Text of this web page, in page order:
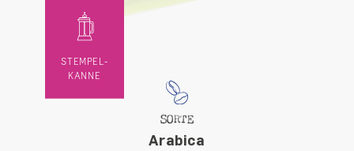
SORTE
Arabica
STEMPEL-
KANNE